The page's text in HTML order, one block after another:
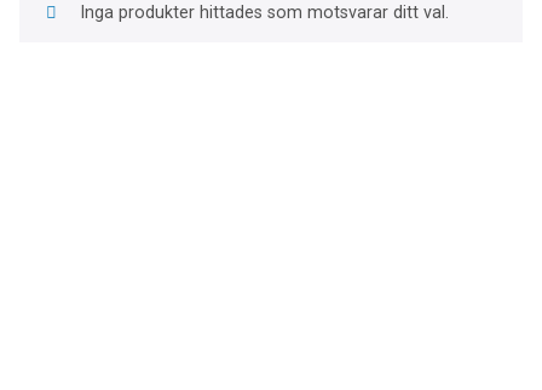
Inga produkter hittades som motsvarar ditt val.